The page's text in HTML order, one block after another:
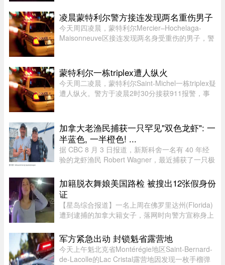
Yannick Potvin驾驶踏板车行驶在Sai ...
凌晨蒙特利尔警方接连发现两名重伤男子
今天周四凌晨，蒙特利尔Mercier–Hochelaga-
Maisonneuve区接连发现两名身受重伤的男子，警
因，也不确定是否涉及武器。警方发言人Flor ...
蒙特利尔一栋triplex遭人纵火
今天周二凌晨，蒙特利尔Saint-Michel一栋triplex疑
遭人纵火。警方于凌晨2时30分接获911报警，事
现了助燃物，初步调查显示 ...
加拿大老渔民捕获一只罕见"双色龙虾": 一
半蓝色, 一半橙色! ...
据 CBC 8 月 3 日报道，新斯科舍一名有 40 年经
验的龙虾渔民 Robert Wagner，最近捕获了一只极
边是橙色，颜色分界极为分明。Wagner 表示：“我
当时只说了句‘哇！我这 ...
加籍脱衣舞娘美国路检 被搜出12张假身份
证
【星岛综合报道】一名上周在佛罗里达州(Florida)
遭到逮捕的加拿大籍女子，落网时向警方宣称身上
了更惊人的内幕，据称警方其后在她后车箱里发现
的12张假身份证。据《国 ...
军方紧急出动 封锁魁省露营地
今天上午魁北克省Montérégie地区Saint-Bernard-
de-Lacolle的Lac Cristal露营地因发现一枚手榴弹